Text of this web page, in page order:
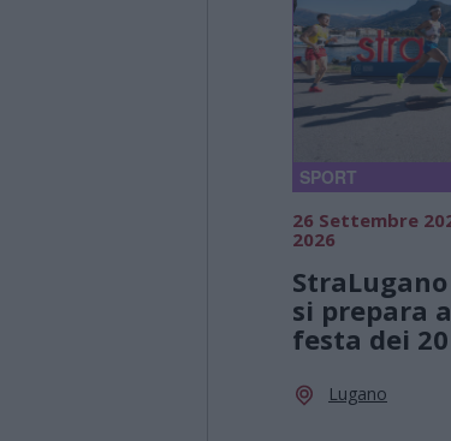
SPORT
26 Settembre
2026
si prepara
festa dei
Lugano